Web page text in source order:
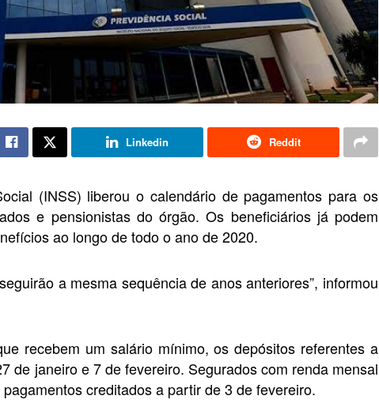
Linkedin Reddit
(INSS) liberou o calendário de pagamentos para os
e pensionistas do órgão. Os beneficiários já podem
ao longo de todo o ano de 2020.
a mesma sequência de anos anteriores”, informou
recebem um salário mínimo, os depósitos referentes a
de janeiro e 7 de fevereiro. Segurados com renda mensal
creditados a partir de 3 de fevereiro.